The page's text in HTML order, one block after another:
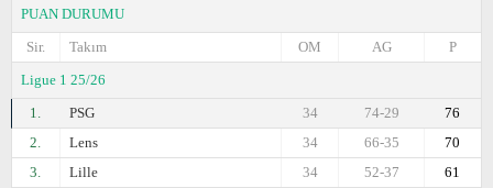
PUAN DURUMU
Sir.
Takım P
AG
OM
Ligue 1 25/26
1.
PSG 76
74-29
34
2.
Lens 70
66-35
34
3.
Lille 61
52-37
34